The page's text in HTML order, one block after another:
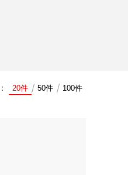
20件 50件 100件